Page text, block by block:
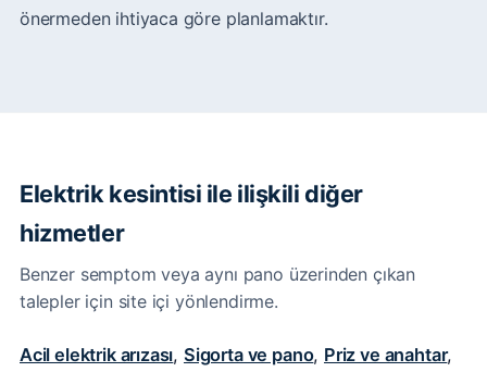
önermeden ihtiyaca göre planlamaktır.
Elektrik kesintisi ile ilişkili diğer
hizmetler
Benzer semptom veya aynı pano üzerinden çıkan
talepler için site içi yönlendirme.
Acil elektrik arızası, Sigorta ve pano, Priz ve anahtar,